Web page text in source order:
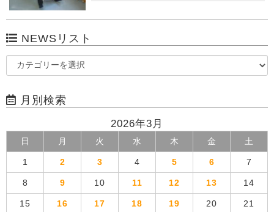
NEWSリスト
月別検索
2026年3月
日 月 火 水 木 金 土
1 2 3 4 5 6 7
8 9 10 11 12 13 14
15 16 17 18 19 20 21